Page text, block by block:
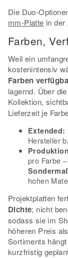
Die Duo-
mm-Platte in der
Farben,
Weil ein
kostenintensiv
Farben
lagernd. Über
Kollektion,
Lieferzeit je
Extended:
Hersteller
pro Farbe
hohen
Projektplatten
Dichte; nicht
sodass sie im
höheren Preis
Sortiments
kurzfristig